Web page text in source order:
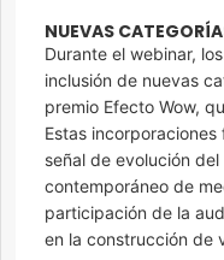
NUEVAS
Durante el webinar,
inclusión de nuevas
premio Efecto Wow,
Estas
señal de evolución
contemporáneo de
participación de la
en la construcción de